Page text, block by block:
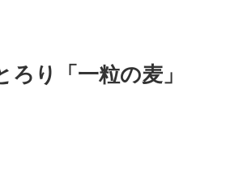
ろり「一粒の麦」